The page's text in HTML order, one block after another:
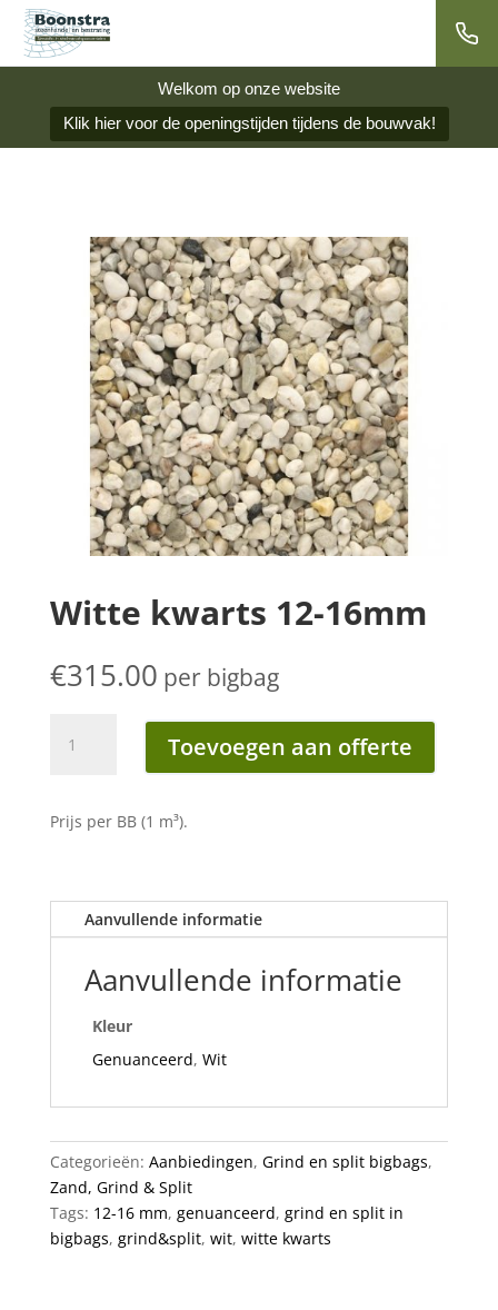
Welkom op onze website
Klik hier voor de openingstijden tijdens de bouwvak!
Witte kwarts 12-16mm
€315.00 per bigbag
kwarts
aantal
Toevoegen aan offerte
Prijs per BB (1 m³).
Aanvullende informatie
Aanvullende informatie
Kleur
Genuanceerd, Wit
Categorieën: Aanbiedingen, Grind en split bigbags,
Zand, Grind & Split
Tags: 12-16 mm, genuanceerd, grind en split in
bigbags, grind&split, wit, witte kwarts